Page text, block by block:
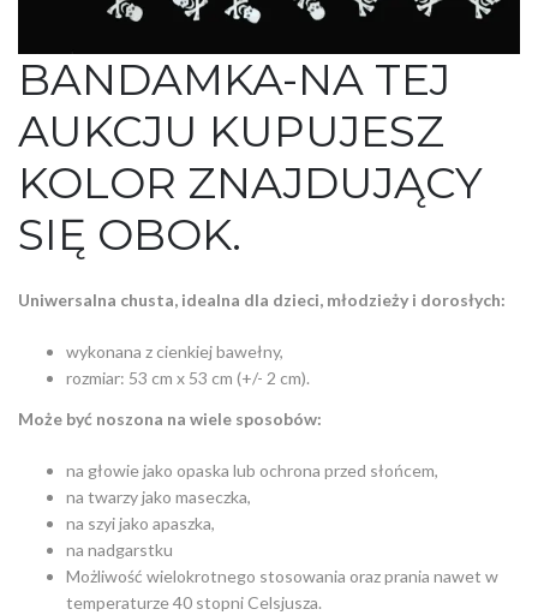
BANDAMKA-NA TEJ
AUKCJU KUPUJESZ
KOLOR ZNAJDUJĄCY
SIĘ OBOK.
Uniwersalna chusta, idealna dla dzieci, młodzieży i dorosłych:
wykonana z cienkiej bawełny,
rozmiar: 53 cm x 53 cm (+/- 2 cm).
Może być noszona na wiele sposobów:
na głowie jako opaska lub ochrona przed słońcem,
na twarzy jako maseczka,
na szyi jako apaszka,
na nadgarstku
Możliwość wielokrotnego stosowania oraz prania nawet w
temperaturze 40 stopni Celsjusza.